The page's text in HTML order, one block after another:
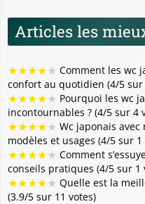
Articles les
★★★★★ Comment les wc
confort au quotidien (4/5 sur
★★★★★ Pourquoi les wc
incontournables ? (4/5 sur 4
★★★★★ Wc japonais
modèles et usages (4/5 sur 1
★★★★★ Comment
conseils pratiques (4/5 sur 1
★★★★★ Quelle est la
(3.9/5 sur 11 votes)